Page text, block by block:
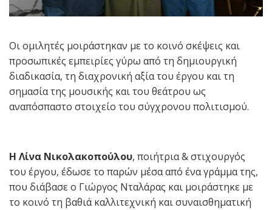
Οι ομιλητές μοιράστηκαν με το κοινό σκέψεις και
προσωπικές εμπειρίες γύρω από τη δημιουργική
διαδικασία, τη διαχρονική αξία του έργου και τη
σημασία της μουσικής και του θεάτρου ως
αναπόσπαστο στοιχείο του σύγχρονου πολιτισμού.
Η Λίνα Νικολακοπούλου, ποιήτρια & στιχουργός
του έργου, έδωσε το παρών μέσα από ένα γράμμα της,
που διάβασε ο Γιώργος Νταλάρας και μοιράστηκε με
το κοινό τη βαθιά καλλιτεχνική και συναισθηματική